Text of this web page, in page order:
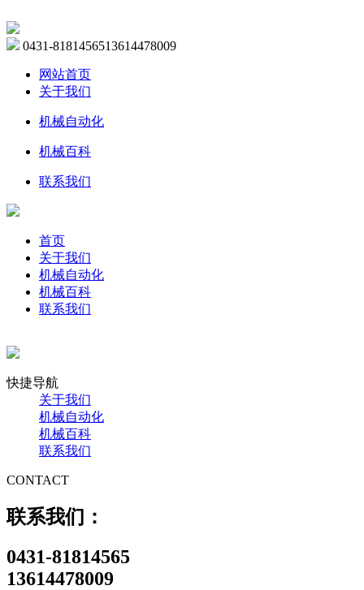
0431-8181456513614478009
网站首页
关于我们
机械自动化
机械百科
联系我们
首页
关于我们
机械自动化
机械百科
联系我们
快捷导航
关于我们
机械自动化
机械百科
联系我们
CONTACT
联系我们：
0431-81814565
13614478009